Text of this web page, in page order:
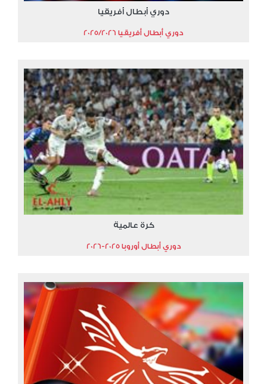
دوري أبطال أفريقيا
دوري أبطال أفريقيا 2025/2026
كرة عالمية
دوري أبطال أوروبا 2025-2026